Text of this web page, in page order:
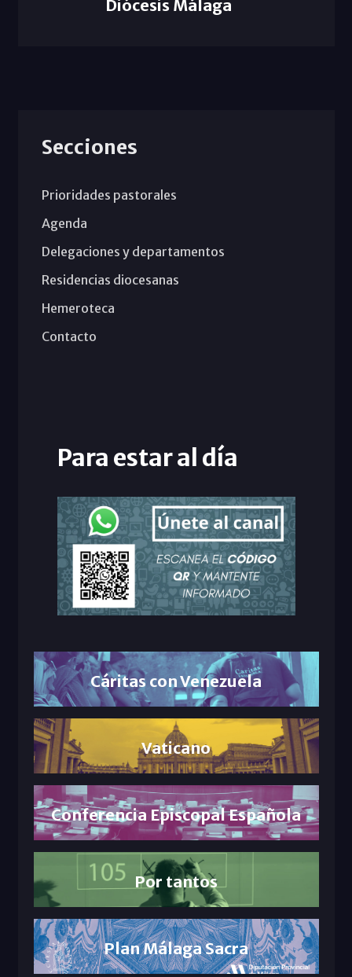
Diócesis Málaga
Secciones
Prioridades pastorales
Agenda
Delegaciones y departamentos
Residencias diocesanas
Hemeroteca
Contacto
Para estar al día
Cáritas con Venezuela
Vaticano
Conferencia Episcopal Española
Por tantos
Plan Málaga Sacra